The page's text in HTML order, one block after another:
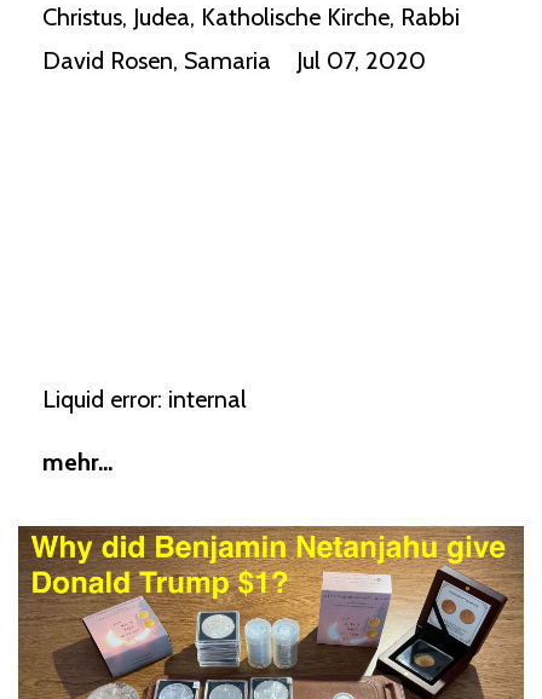
Christus Judea Katholische Kirche Rabbi
David Rosen Samaria Jul 07, 2020
Liquid error: internal
mehr...